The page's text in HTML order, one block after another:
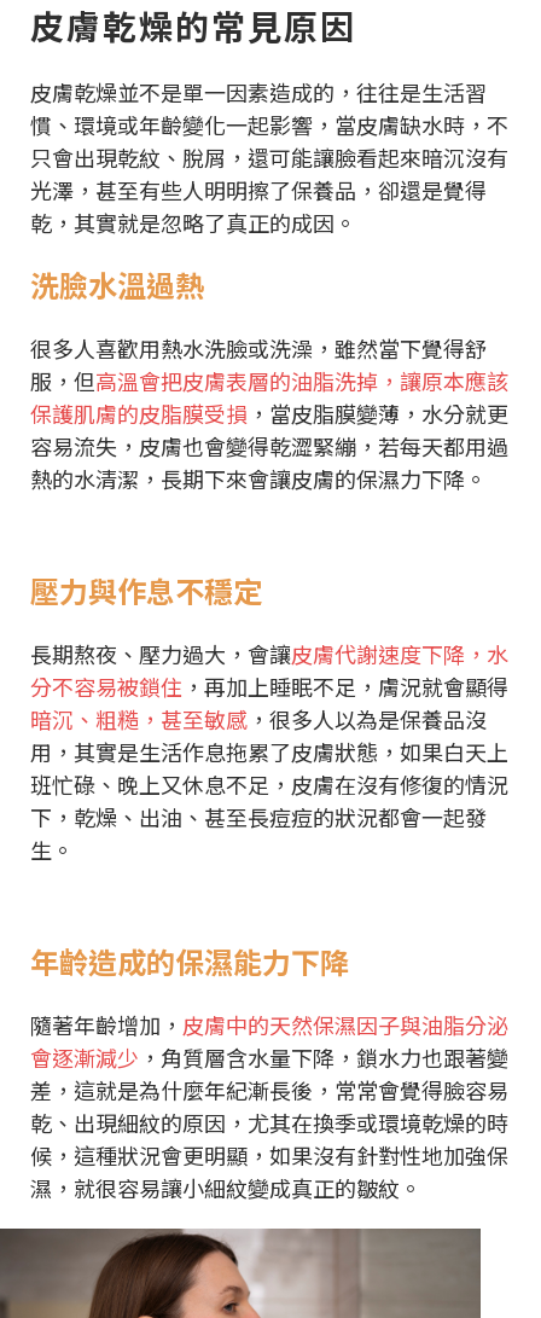
皮膚乾燥的常見原因
皮膚乾燥並不是單一因素造成的，往往是生活習
慣、環境或年齡變化一起影響，當皮膚缺水時，不
只會出現乾紋、脫屑，還可能讓臉看起來暗沉沒有
光澤，甚至有些人明明擦了保養品，卻還是覺得
乾，其實就是忽略了真正的成因。
洗臉水溫過熱
很多人喜歡用熱水洗臉或洗澡，雖然當下覺得舒
服，但高溫會把皮膚表層的油脂洗掉，讓原本應該
保護肌膚的皮脂膜受損 ，當皮脂膜變薄，水分就更
容易流失，皮膚也會變得乾澀緊繃，若每天都用過
熱的水清潔，長期下來會讓皮膚的保濕力下降。
壓力與作息不穩定
長期熬夜、壓力過大，會讓皮膚代謝速度下降，水
分不容易被鎖住 ，再加上睡眠不足，膚況就會顯得
暗沉、粗糙，甚至敏感 ，很多人以為是保養品沒
用，其實是生活作息拖累了皮膚狀態，如果白天上
班忙碌、晚上又休息不足，皮膚在沒有修復的情況
下，乾燥、出油、甚至長痘痘的狀況都會一起發
生。
年齡造成的保濕能力下降
隨著年齡增加， 皮膚中的天然保濕因子與油脂分泌
會逐漸減少 ，角質層含水量下降，鎖水力也跟著變
差，這就是為什麼年紀漸長後，常常會覺得臉容易
乾、出現細紋的原因，尤其在換季或環境乾燥的時
候，這種狀況會更明顯，如果沒有針對性地加強保
濕，就很容易讓小細紋變成真正的皺紋。